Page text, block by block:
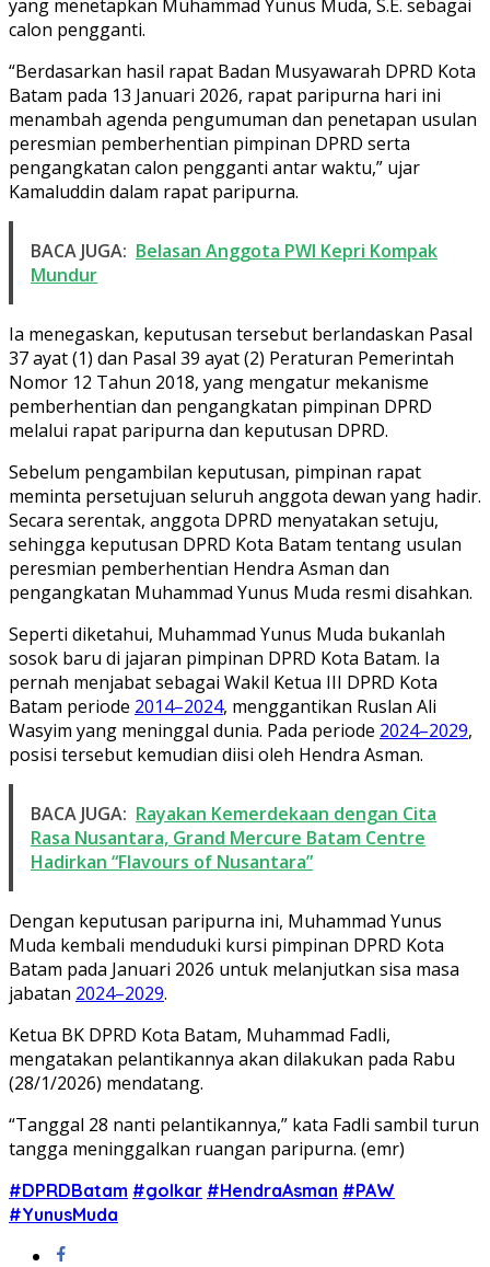
yang menetapkan Muhammad Yunus Muda, S.E. sebagai
calon pengganti.
“Berdasarkan hasil rapat Badan Musyawarah DPRD Kota
Batam pada 13 Januari 2026, rapat paripurna hari ini
menambah agenda pengumuman dan penetapan usulan
peresmian pemberhentian pimpinan DPRD serta
pengangkatan calon pengganti antar waktu,” ujar
Kamaluddin dalam rapat paripurna.
BACA JUGA: Belasan Anggota PWI Kepri Kompak
Mundur
Ia menegaskan, keputusan tersebut berlandaskan Pasal
37 ayat (1) dan Pasal 39 ayat (2) Peraturan Pemerintah
Nomor 12 Tahun 2018, yang mengatur mekanisme
pemberhentian dan pengangkatan pimpinan DPRD
melalui rapat paripurna dan keputusan DPRD.
Sebelum pengambilan keputusan, pimpinan rapat
meminta persetujuan seluruh anggota dewan yang hadir.
Secara serentak, anggota DPRD menyatakan setuju,
sehingga keputusan DPRD Kota Batam tentang usulan
peresmian pemberhentian Hendra Asman dan
pengangkatan Muhammad Yunus Muda resmi disahkan.
Seperti diketahui, Muhammad Yunus Muda bukanlah
sosok baru di jajaran pimpinan DPRD Kota Batam. Ia
pernah menjabat sebagai Wakil Ketua III DPRD Kota
Batam periode 2014–2024, menggantikan Ruslan Ali
Wasyim yang meninggal dunia. Pada periode 2024–2029,
posisi tersebut kemudian diisi oleh Hendra Asman.
BACA JUGA: Rayakan Kemerdekaan dengan Cita
Rasa Nusantara, Grand Mercure Batam Centre
Hadirkan “Flavours of Nusantara”
Dengan keputusan paripurna ini, Muhammad Yunus
Muda kembali menduduki kursi pimpinan DPRD Kota
Batam pada Januari 2026 untuk melanjutkan sisa masa
jabatan 2024–2029.
Ketua BK DPRD Kota Batam, Muhammad Fadli,
mengatakan pelantikannya akan dilakukan pada Rabu
(28/1/2026) mendatang.
“Tanggal 28 nanti pelantikannya,” kata Fadli sambil turun
tangga meninggalkan ruangan paripurna. (emr)
#DPRDBatam #golkar #HendraAsman #PAW
#YunusMuda